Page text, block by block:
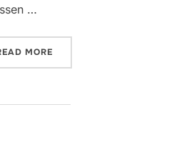
…
MORE